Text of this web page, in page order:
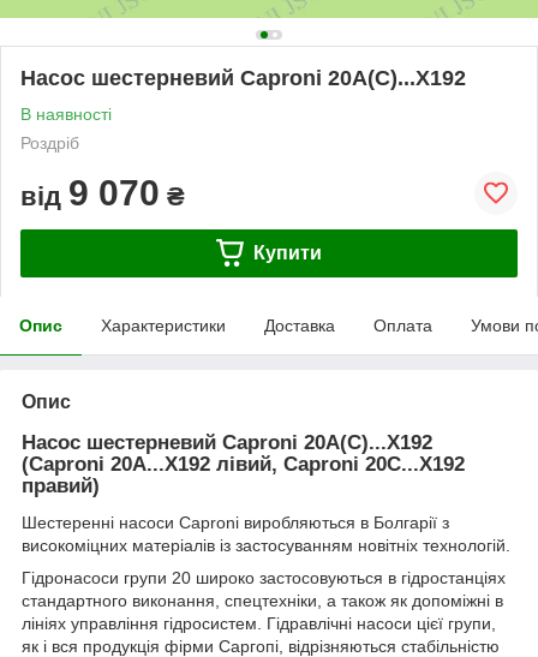
Насос шестерневий Caproni 20A(C)...X192
В наявності
Роздріб
від 9 070 ₴
Купити
Опис Характеристики Доставка Оплата Умови
Опис
Насос шестерневий Caproni 20A(C)...X192
(Caproni 20A...X192 лівий, Caproni 20C...X192
правий)
Шестеренні насоси Caproni виробляються в Болгарії з
високоміцних матеріалів із застосуванням новітніх технологій.
Гідронасоси групи 20 широко застосовуються в гідростанціях
стандартного виконання, спецтехніки, а також як допоміжні в
лініях управління гідросистем. Гідравлічні насоси цієї групи,
як і вся продукція фірми Саргопі, відрізняються стабільністю